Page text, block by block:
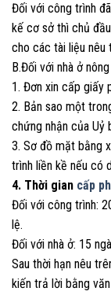
Đối với công trình
kế cơ sở thì chủ
cho các tài liệu nêu
B.Đối với nhà ở
1. Đơn xin cấp giấy
2. Bản sao một
chứng nhận của Uỷ
3. Sơ đồ mặt bằng
trình liền kề nếu có
4. Thời gian cấp
Đối với công trình:
lệ.
Đối với nhà ở: 15
Sau thời hạn nêu
kiến trả lời bằng